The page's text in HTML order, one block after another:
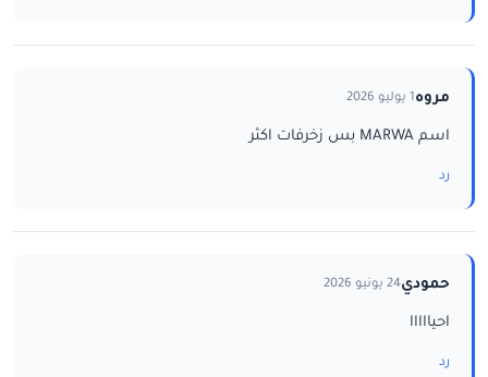
مروه1 يوليو 2026
اسم MARWA بس زخرفات اكثر
رد
حمودي24 يونيو 2026
احيااااا
رد